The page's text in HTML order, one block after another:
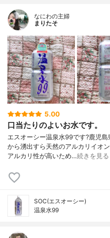
なにわの主婦
まりたそ
5.00
口当たりのよいお水です。
エスオーシー温泉水99です?鹿児
から湧出すら天然のアルカリイオ
アルカリ性が高いため…続きを見る
SOC(エスオーシー)
温泉水99